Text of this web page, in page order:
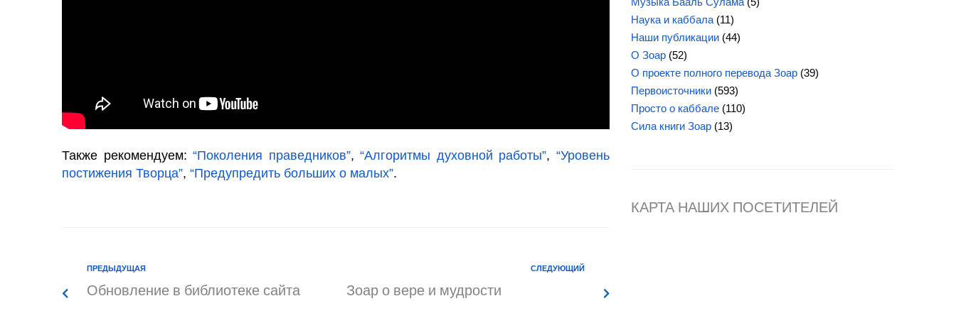
Также рекомендуем:“Поколения праведников”,“Алгоритмы духовной работы”,“Уровень
постижения Творца”, “Предупредить больших о малых”.
ПРЕДЫДУЩАЯ
Обновление в библиотеке сайта
СЛЕДУЮЩИЙ
Зоар о вере и мудрости
Наука и каббала (11)
Наши публикации (44)
О Зоар (52)
О проекте полного перевода Зоар (39)
Первоисточники (593)
Просто о каббале (110)
Сила книги Зоар (13)
КАРТА НАШИХ ПОСЕТИТЕЛЕЙ